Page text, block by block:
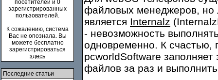
посетителей и 0
зарегистрированных
пользователей.
К сожалению, система
Вас не опознала. Вы
можете бесплатно
зарегистрироваться
здесь
Последние статьи
файловых менеджеров, но
является Internalz
- невозможность
одновременно. К счастью,
pcworldSoftware заполняет
файлов за раз и